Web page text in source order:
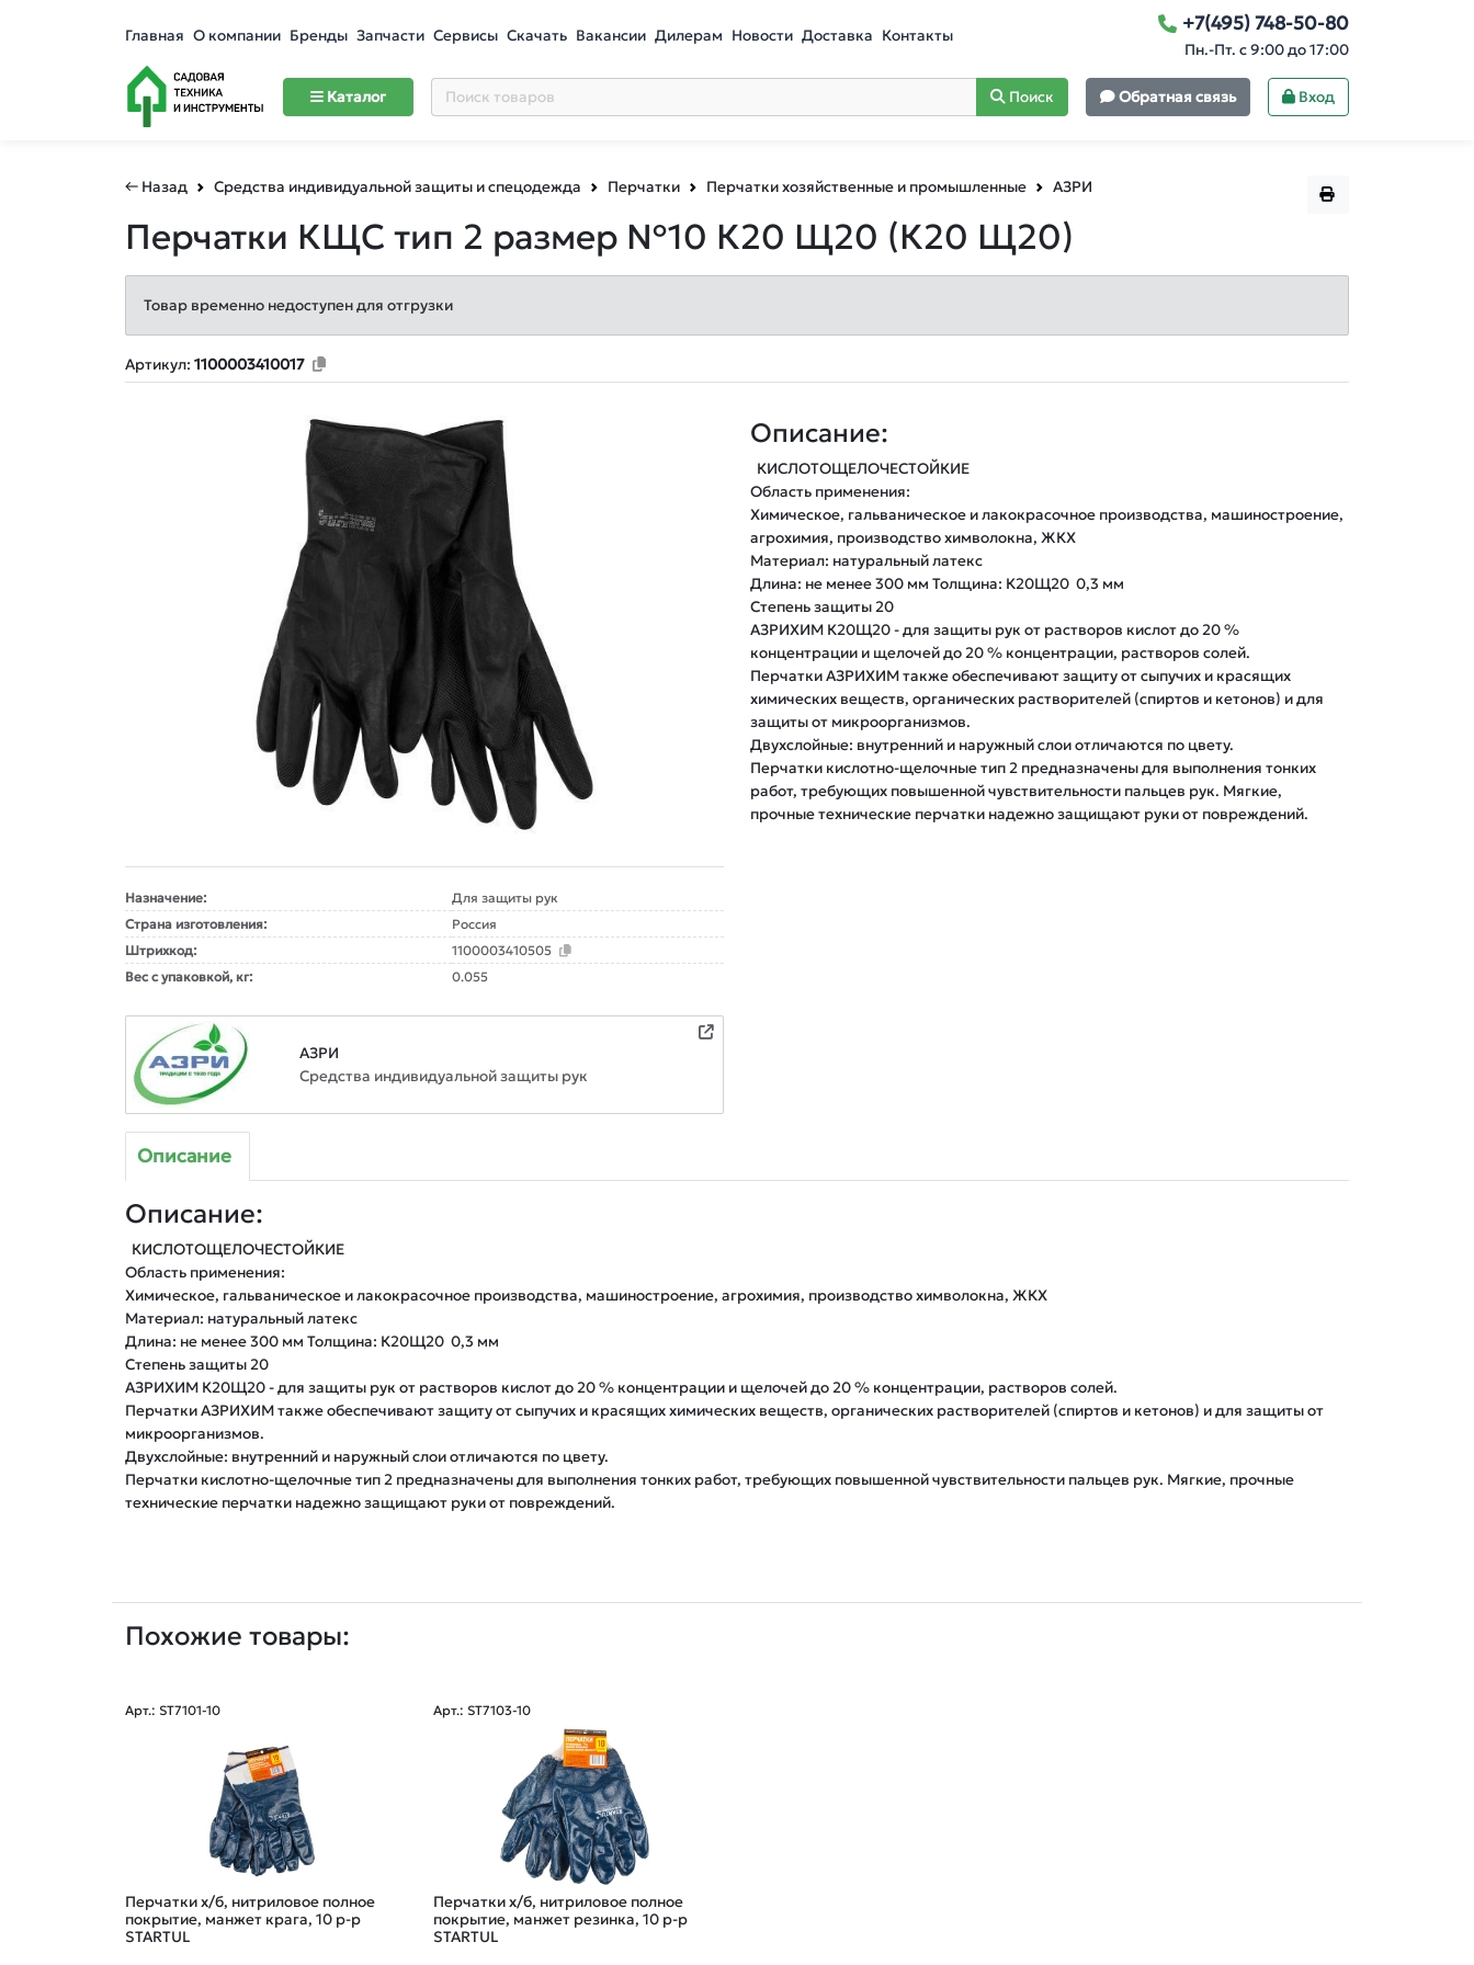
Главная О компании Бренды Запчасти Сервисы Скачать Вакансии Дилерам Новости Доставка Контакты +7(495) 748-50-80
Пн.-Пт. с 9:00 до 17:00
Каталог Поиск Обратная связь Вход
← Назад Средства индивидуальной защиты и спецодежда Перчатки Перчатки хозяйственные и промышленные АЗРИ
Перчатки КЩС тип 2 размер №10 К20 Щ20 (К20 Щ20)
Товар временно недоступен для отгрузки
Артикул: 1100003410017
Назначение:
Для защиты рук
Страна изготовления:
Россия
Штрихкод:
1100003410505
Вес с упаковкой, кг:
0.055
АЗРИ
Средства индивидуальной защиты рук
Описание:
Область применения:
Химическое, гальваническое и лакокрасочное производства, машиностроение,
агрохимия, производство химволокна, ЖКХ
Материал: натуральный латекс
Длина: не менее 300 мм Толщина: К20Щ20  0,3 мм
Степень защиты 20
АЗРИХИМ К20Щ20 - для защиты рук от растворов кислот до 20 %
концентрации и щелочей до 20 % концентрации, растворов солей.
Перчатки АЗРИХИМ также обеспечивают защиту от сыпучих и красящих
химических веществ, органических растворителей (спиртов и кетонов) и для
защиты от микроорганизмов.
Двухслойные: внутренний и наружный слои отличаются по цвету.
Перчатки кислотно-щелочные тип 2 предназначены для выполнения тонких
работ, требующих повышенной чувствительности пальцев рук. Мягкие,
Описание
Описание:
Область применения:
Химическое, гальваническое и лакокрасочное производства, машиностроение, агрохимия, производство химволокна, ЖКХ
Материал: натуральный латекс
Длина: не менее 300 мм Толщина: К20Щ20  0,3 мм
Степень защиты 20
АЗРИХИМ К20Щ20 - для защиты рук от растворов кислот до 20 % концентрации и щелочей до 20 % концентрации, растворов солей.
Перчатки АЗРИХИМ также обеспечивают защиту от сыпучих и красящих химических веществ, органических растворителей (спиртов и кетонов) и для защиты от
микроорганизмов.
Двухслойные: внутренний и наружный слои отличаются по цвету.
Перчатки кислотно-щелочные тип 2 предназначены для выполнения тонких работ, требующих повышенной чувствительности пальцев рук. Мягкие, прочные
Похожие товары:
Арт.: ST7101-10
Перчатки х/б, нитриловое полное
покрытие, манжет крага, 10 р-р
STARTUL
Арт.: ST7103-10
Перчатки х/б, нитриловое полное
покрытие, манжет резинка, 10 р-р
STARTUL